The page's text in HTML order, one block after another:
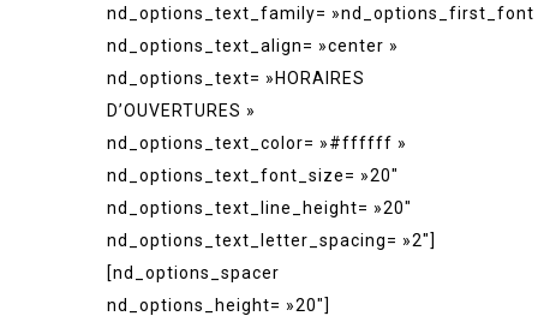
nd_options_text_family= »nd_options_first_font
nd_options_text_align= »center »
nd_options_text= »HORAIRES
D’OUVERTURES »
nd_options_text_color= »#ffffff »
nd_options_text_font_size= »20″
nd_options_text_line_height= »20″
nd_options_text_letter_spacing= »2″]
[nd_options_spacer
nd_options_height= »20″]